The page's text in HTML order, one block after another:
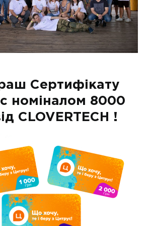
Сертифікату
номіналом 8000
CLOVERTECH !